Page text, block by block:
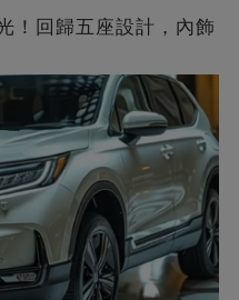
！回歸五座設計，內飾